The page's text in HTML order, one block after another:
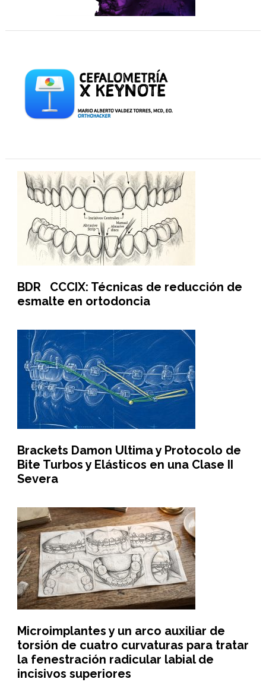
BDR CCCIX: Técnicas de reducción de
esmalte en ortodoncia
Brackets Damon Ultima y Protocolo de
Bite Turbos y Elásticos en una Clase II
Severa
Microimplantes y un arco auxiliar de
torsión de cuatro curvaturas para tratar
la fenestración radicular labial de
incisivos superiores